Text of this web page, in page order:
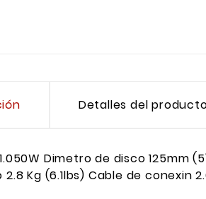
Detalles del
Dimetro de disco 125mm
2.8 Kg (6.1lbs) Cable de conexin